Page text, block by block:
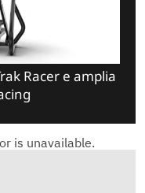
Racer e amplia